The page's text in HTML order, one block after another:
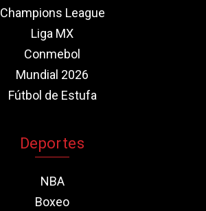
Champions League
Liga MX
Conmebol
Mundial 2026
Fútbol de Estufa
Deportes
NBA
Boxeo